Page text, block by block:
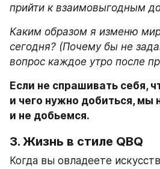
прийти к взаимовыгодным
Каким образом я изменю
сегодня? (Почему бы не
вопрос каждое утро после
Если не спрашивать себя,
и чего нужно добиться, мы
и не добьемся.
3. Жизнь в стиле QBQ
Когда вы овладеете